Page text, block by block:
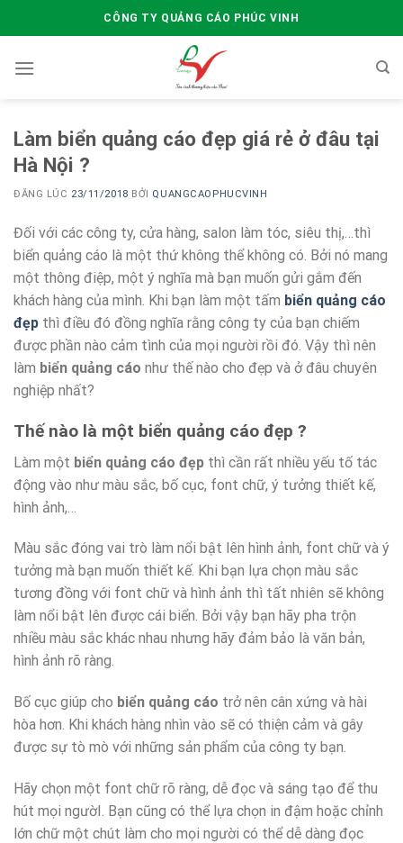
to
CÔNG TY QUẢNG CÁO PHÚC VINH
Làm biển quảng cáo đẹp giá rẻ ở đâu tại
Hà Nội ?
ĐĂNG LÚC 23/11/2018 BỞI QUANGCAOPHUCVINH
Đối với các công ty, cửa hàng, salon làm tóc, siêu thị,…thì
biển quảng cáo là một thứ không thể không có. Bởi nó mang
một thông điệp, một ý nghĩa mà bạn muốn gửi gắm đến
khách hàng của mình. Khi bạn làm một tấm biển quảng cáo
đẹp thì điều đó đồng nghĩa rằng công ty của bạn chiếm
được phần nào cảm tình của mọi người rồi đó. Vậy thì nên
làm biển quảng cáo như thế nào cho đẹp và ở đâu chuyên
nghiệp nhất?
Thế nào là một biển quảng cáo đẹp ?
Làm một biển quảng cáo đẹp thì cần rất nhiều yếu tố tác
động vào như màu sắc, bố cục, font chữ, ý tưởng thiết kế,
hình ảnh,…
Màu sắc đóng vai trò làm nổi bật lên hình ảnh, font chữ và ý
tưởng mà bạn muốn thiết kế. Khi bạn lựa chọn màu sắc
tương đồng với font chữ và hình ảnh thì tất nhiên sẽ không
làm nổi bật lên được cái biển. Bởi vậy bạn hãy pha trộn
nhiều màu sắc khác nhau nhưng hãy đảm bảo là văn bản,
hình ảnh rõ ràng.
Bố cục giúp cho biển quảng cáo trở nên cân xứng và hài
hòa hơn. Khi khách hàng nhìn vào sẽ có thiện cảm và gây
được sự tò mò với những sản phẩm của công ty bạn.
Hãy chọn một font chữ rõ ràng, dễ đọc và sáng tạo để thu
hút mọi ngườI. Bạn cũng có thể lựa chọn in đậm hoặc chỉnh
lớn chữ một chút làm cho mọi người có thể dễ dàng đọc